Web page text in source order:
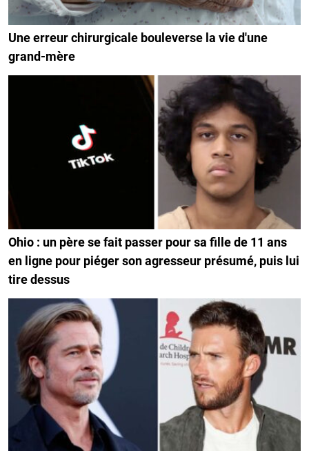
Une erreur chirurgicale bouleverse la vie d'une
grand-mère
Ohio : un père se fait passer pour sa fille de 11 ans
en ligne pour piéger son agresseur présumé, puis lui
tire dessus